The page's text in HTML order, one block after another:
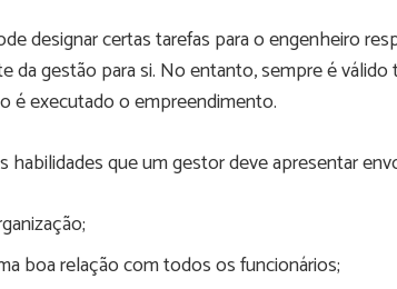
designar certas tarefas para o engenheiro
da gestão para si. No entanto, sempre é
é executado o empreendimento.
habilidades que um gestor deve apresentar
boa relação com todos os funcionários;